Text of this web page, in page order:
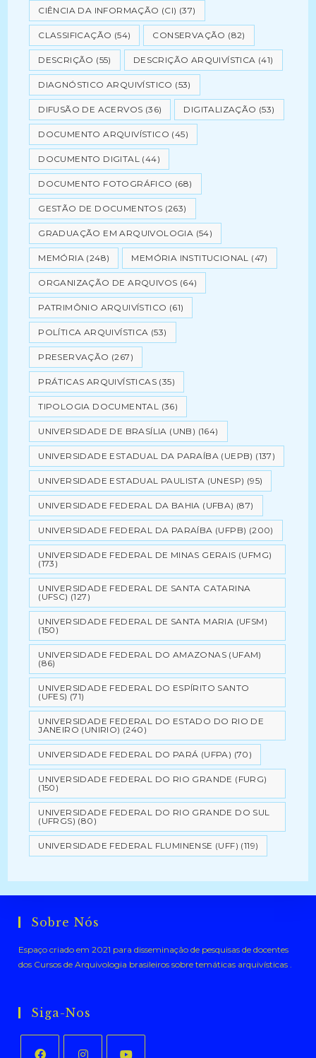
CIÊNCIA DA INFORMAÇÃO (CI) (37)
CLASSIFICAÇÃO (54) CONSERVAÇÃO (82)
DESCRIÇÃO (55) DESCRIÇÃO ARQUIVÍSTICA (41)
DIAGNÓSTICO ARQUIVÍSTICO (53)
DIFUSÃO DE ACERVOS (36) DIGITALIZAÇÃO (53)
DOCUMENTO ARQUIVÍSTICO (45)
DOCUMENTO DIGITAL (44)
DOCUMENTO FOTOGRÁFICO (68)
GESTÃO DE DOCUMENTOS (263)
GRADUAÇÃO EM ARQUIVOLOGIA (54)
MEMÓRIA (248) MEMÓRIA INSTITUCIONAL (47)
ORGANIZAÇÃO DE ARQUIVOS (64)
PATRIMÔNIO ARQUIVÍSTICO (61)
POLÍTICA ARQUIVÍSTICA (53)
PRESERVAÇÃO (267)
PRÁTICAS ARQUIVÍSTICAS (35)
TIPOLOGIA DOCUMENTAL (36)
UNIVERSIDADE DE BRASÍLIA (UNB) (164)
UNIVERSIDADE ESTADUAL DA PARAÍBA (UEPB) (137)
UNIVERSIDADE ESTADUAL PAULISTA (UNESP) (95)
UNIVERSIDADE FEDERAL DA BAHIA (UFBA) (87)
UNIVERSIDADE FEDERAL DA PARAÍBA (UFPB) (200)
UNIVERSIDADE FEDERAL DE MINAS GERAIS (UFMG)
(173)
UNIVERSIDADE FEDERAL DE SANTA CATARINA
(UFSC) (127)
UNIVERSIDADE FEDERAL DE SANTA MARIA (UFSM)
(150)
UNIVERSIDADE FEDERAL DO AMAZONAS (UFAM)
(86)
UNIVERSIDADE FEDERAL DO ESPÍRITO SANTO
(UFES) (71)
UNIVERSIDADE FEDERAL DO ESTADO DO RIO DE
JANEIRO (UNIRIO) (240)
UNIVERSIDADE FEDERAL DO PARÁ (UFPA) (70)
UNIVERSIDADE FEDERAL DO RIO GRANDE (FURG)
(150)
UNIVERSIDADE FEDERAL DO RIO GRANDE DO SUL
(UFRGS) (80)
UNIVERSIDADE FEDERAL FLUMINENSE (UFF) (119)
Sobre Nós
Espaço criado em 2021 para disseminação de pesquisas de docentes
dos Cursos de Arquivologia brasileiros sobre temáticas arquivísticas .
Siga-Nos